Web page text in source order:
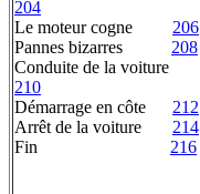
204
Le moteur cogne 206
Pannes bizarres 208
Conduite de la voiture
210
Démarrage en côte 212
Arrêt de la voiture 214
Fin 216